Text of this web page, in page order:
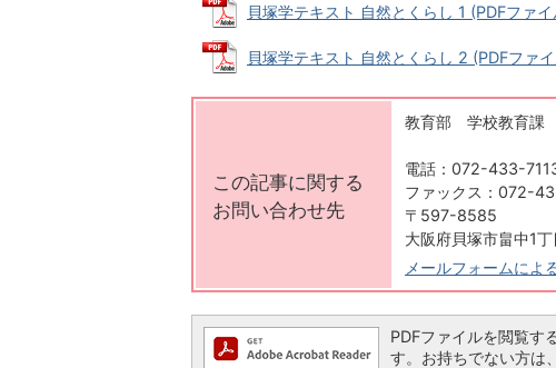
貝塚学テキスト 自然とくらし 1 (PDFファ
貝塚学テキスト 自然とくらし 2 (PDFファ
この記事に関する
お問い合わせ先
教育部 学校教育課
電話：072-433-
ファックス：072-
〒597-8585
大阪府貝塚市畠中1
メールフォームによ
PDFファイルを閲覧
す。お持ちでない方は